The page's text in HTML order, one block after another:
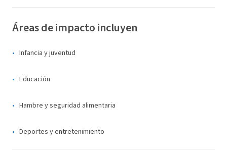
Áreas de impacto incluyen
Infancia y juventud
Educación
Hambre y seguridad alimentaria
Deportes y entretenimiento